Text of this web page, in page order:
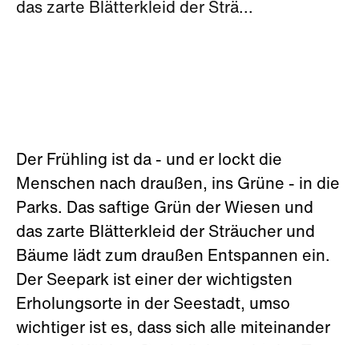
das zarte Blätterkleid der Strä...
Der Frühling ist da - und er lockt die
Menschen nach draußen, ins Grüne - in die
Parks. Das saftige Grün der Wiesen und
das zarte Blätterkleid der Sträucher und
Bäume lädt zum draußen Entspannen ein.
Der Seepark ist einer der wichtigsten
Erholungsorte in der Seestadt, umso
wichtiger ist es, dass sich alle miteinander